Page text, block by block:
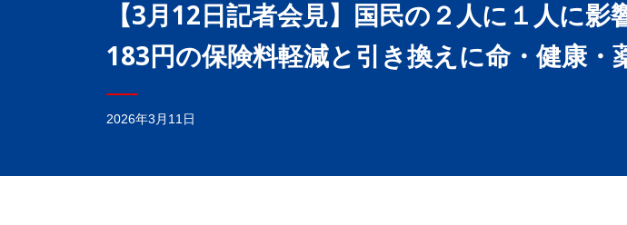
【3月12日記者会見】国民の２人に１人に
183円の保険料軽減と引き換えに命・健康・
2026年3月11日